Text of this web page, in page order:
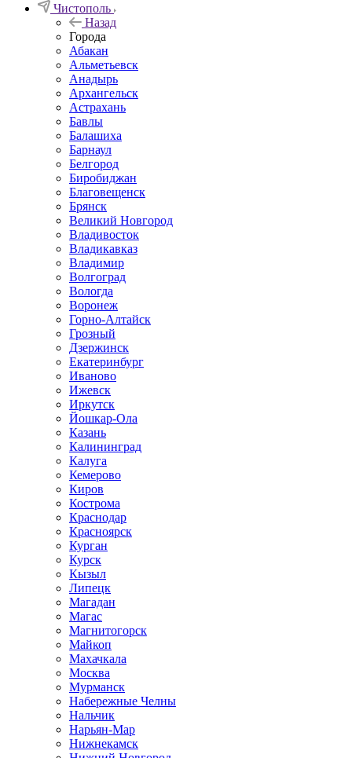
Чистополь
Назад
Города
Абакан
Альметьевск
Анадырь
Архангельск
Астрахань
Бавлы
Балашиха
Барнаул
Белгород
Биробиджан
Благовещенск
Брянск
Великий Новгород
Владивосток
Владикавказ
Владимир
Волгоград
Вологда
Воронеж
Горно-Алтайск
Грозный
Дзержинск
Екатеринбург
Иваново
Ижевск
Иркутск
Йошкар-Ола
Казань
Калининград
Калуга
Кемерово
Киров
Кострома
Краснодар
Красноярск
Курган
Курск
Кызыл
Липецк
Магадан
Магас
Магнитогорск
Майкоп
Махачкала
Москва
Мурманск
Набережные Челны
Нальчик
Нарьян-Мар
Нижнекамск